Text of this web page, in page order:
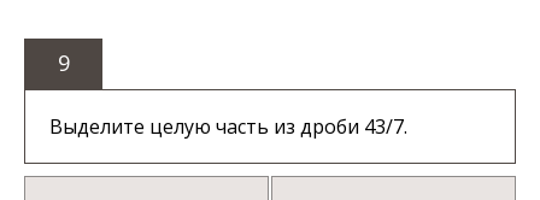
9
Выделите целую часть из дроби 43/7.